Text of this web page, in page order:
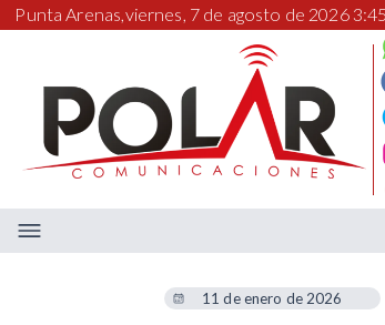
Punta Arenas,viernes, 7 de agosto de 2026 3:45
11 de enero de 2026